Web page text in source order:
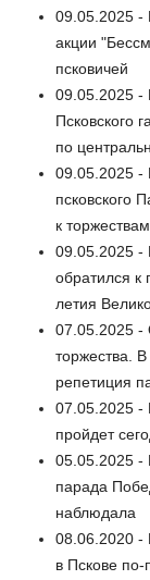
09.05.2025 -
акции
псковичей
09.05.2025 -
Псковского
по
09.05.2025 -
псковского
к торжествам
09.05.2025 -
обратился к
летия
07.05.2025 -
торжества.
репетиция
07.05.2025 -
пройдет
05.05.2025 -
парада
наблюдала
08.06.2020
в Пскове